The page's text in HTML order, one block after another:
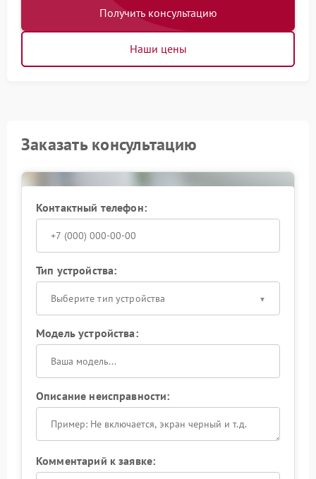
Получить консультацию
Наши цены
Заказать консультацию
Контактный телефон:
Тип устройства:
Выберите тип устройства
Модель устройства:
Описание неисправности:
Комментарий к заявке: